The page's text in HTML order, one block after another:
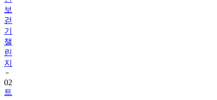
걷
기
챌
린
지
02
트
로
스